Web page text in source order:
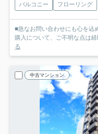
バルコニー
フローリング
■急なお問い合わせにも心を込
購入について、ご不明な点は
る
中古マンション